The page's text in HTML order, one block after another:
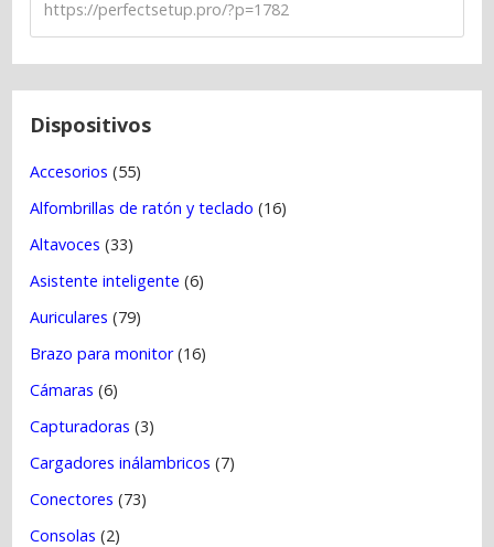
e
n
Dispositivos
Accesorios (55)
Alfombrillas de ratón y teclado (16)
Altavoces (33)
Asistente inteligente (6)
Auriculares (79)
Brazo para monitor(16)
Cámaras (6)
Capturadoras (3)
Cargadores inálambricos (7)
Conectores (73)
Consolas (2)